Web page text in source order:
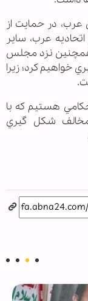
عرب، در حمايت از
عرب، ساير
همچنين نزد مجلس
خواهيم كرد؛ زيرا
حكامي هستيم كه با
شكل گيري